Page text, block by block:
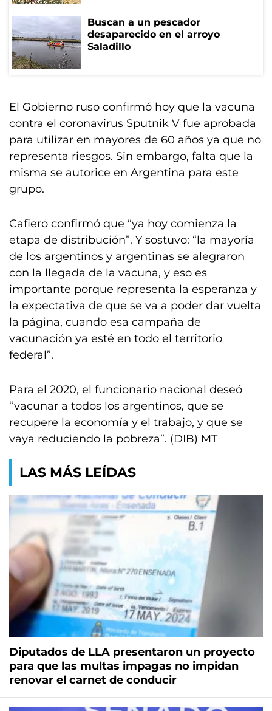
Buscan a un pescador
desaparecido en el arroyo
Saladillo
El Gobierno ruso confirmó hoy que la vacuna
contra el coronavirus Sputnik V fue aprobada
para utilizar en mayores de 60 años ya que no
representa riesgos. Sin embargo, falta que la
misma se autorice en Argentina para este
grupo.
Cafiero confirmó que “ya hoy comienza la
etapa de distribución”. Y sostuvo: “la mayoría
de los argentinos y argentinas se alegraron
con la llegada de la vacuna, y eso es
importante porque representa la esperanza y
la expectativa de que se va a poder dar vuelta
la página, cuando esa campaña de
vacunación ya esté en todo el territorio
federal”.
Para el 2020, el funcionario nacional deseó
“vacunar a todos los argentinos, que se
recupere la economía y el trabajo, y que se
vaya reduciendo la pobreza”. (DIB) MT
LAS MÁS LEÍDAS
Diputados de LLA presentaron un proyecto
para que las multas impagas no impidan
renovar el carnet de conducir